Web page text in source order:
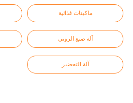
اتصل بنا
ماكينات غذائية
آلة صنع الروتي
آلة التحضير